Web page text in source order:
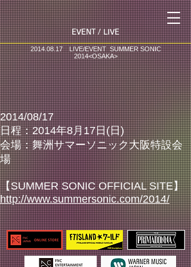
​EVENT / LIVE
2014.08.17LIVE/EVENT SUMMER SONIC
2014<OSAKA>
2014/08/17
日程：2014年8月17日(日)
会場：舞洲サマーソニック大阪特設会
場
【SUMMER SONIC OFFICIAL SITE】
http://www.summersonic.com/2014/